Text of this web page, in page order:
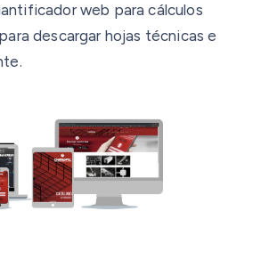
web para cálculos
descargar hojas técnicas e